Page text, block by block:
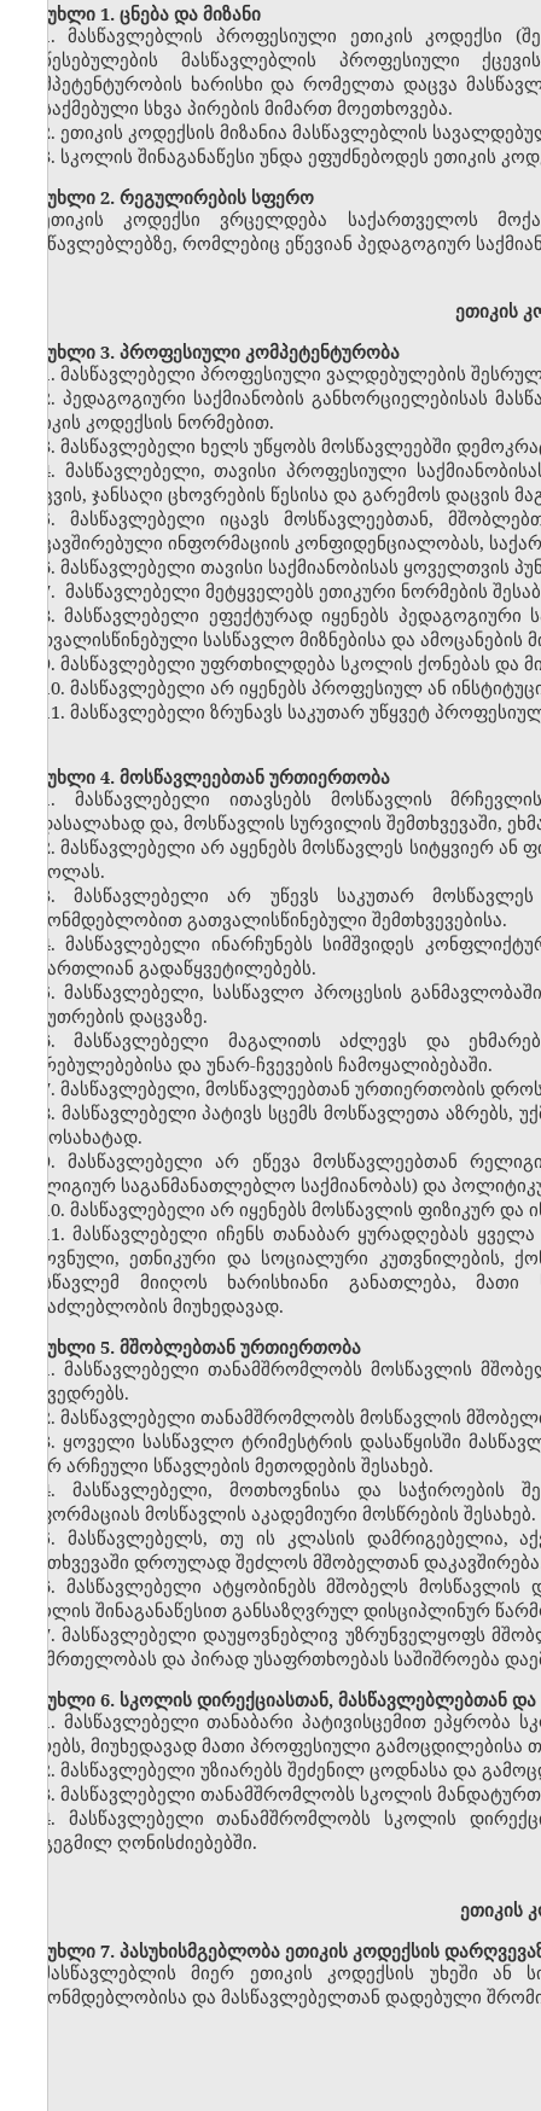
მუხლი 1. ცნება და მიზანი
1. მასწავლებლის პროფესიული ეთიკის კოდექსი
დაწესებულების მასწავლებლის პროფესიული
კომპეტენტურობის ხარისხი და რომელთა დაცვა
დასაქმებული სხვა პირების მიმართ მოეთხოვება.
2. ეთიკის კოდექსის მიზანია მასწავლებლის
3. სკოლის შინაგანაწესი უნდა ეფუძნებოდეს ეთიკის
მუხლი 2. რეგულირების სფერო
ეთიკის კოდექსი ვრცელდება საქართველოს
მასწავლებლებზე, რომლებიც ეწევიან პედაგოგიურ
ეთიკის
მუხლი 3. პროფესიული კომპეტენტურობა
1. მასწავლებელი პროფესიული ვალდებულების
2. პედაგოგიური საქმიანობის განხორციელებისას
ეთიკის კოდექსის ნორმებით.
3. მასწავლებელი ხელს უწყობს მოსწავლეებში
4. მასწავლებელი, თავისი პროფესიული
დაცვის, ჯანსაღი ცხოვრების წესისა და გარემოს დაცვის
5. მასწავლებელი იცავს მოსწავლეებთან,
დაკავშირებული ინფორმაციის კონფიდენციალობას,
6. მასწავლებელი თავისი საქმიანობისას ყოველთვის
7. მასწავლებელი მეტყველებს ეთიკური ნორმების
8. მასწავლებელი ეფექტურად იყენებს
გათვალისწინებული სასწავლო მიზნებისა და ამოცანების
9. მასწავლებელი უფრთხილდება სკოლის ქონებას და
10. მასწავლებელი არ იყენებს პროფესიულ ან
11. მასწავლებელი ზრუნავს საკუთარ უწყვეტ
მუხლი 4. მოსწავლეებთან ურთიერთობა
1. მასწავლებელი ითავსებს მოსწავლის
გადასალახად და, მოსწავლის სურვილის შემთხვევაში,
2. მასწავლებელი არ აყენებს მოსწავლეს სიტყვიერ
ზეწოლას.
3. მასწავლებელი არ უწევს საკუთარ
კანონმდებლობით გათვალისწინებული შემთხვევებისა.
4. მასწავლებელი ინარჩუნებს სიმშვიდეს
სამართლიან გადაწყვეტილებებს.
5. მასწავლებელი, სასწავლო პროცესის
საკუთრების დაცვაზე.
6. მასწავლებელი მაგალითს აძლევს და
ღირებულებებისა და უნარ-ჩვევების ჩამოყალიბებაში.
7. მასწავლებელი, მოსწავლეებთან ურთიერთობის
8. მასწავლებელი პატივს სცემს მოსწავლეთა აზრებს,
გამოსახატად.
9. მასწავლებელი არ ეწევა მოსწავლეებთან
რელიგიურ საგანმანათლებლო საქმიანობას) და
10. მასწავლებელი არ იყენებს მოსწავლის ფიზიკურ
11. მასწავლებელი იჩენს თანაბარ ყურადღებას
ეროვნული, ეთნიკური და სოციალური კუთვნილების,
მოსწავლემ მიიღოს ხარისხიანი განათლება,
შესაძლებლობის მიუხედავად.
მუხლი 5. მშობლებთან ურთიერთობა
1. მასწავლებელი თანამშრომლობს მოსწავლის
შეხვედრებს.
2. მასწავლებელი თანამშრომლობს მოსწავლის
3. ყოველი სასწავლო ტრიმესტრის დასაწყისში
მიერ არჩეული სწავლების მეთოდების შესახებ.
4. მასწავლებელი, მოთხოვნისა და საჭიროების
ინფორმაციას მოსწავლის აკადემიური მოსწრების შესახებ.
5. მასწავლებელს, თუ ის კლასის დამრიგებელია,
შემთხვევაში დროულად შეძლოს მშობელთან
6. მასწავლებელი ატყობინებს მშობელს
სკოლის შინაგანაწესით განსაზღვრულ დისციპლინურ
7. მასწავლებელი დაუყოვნებლივ უზრუნველყოფს
ჯანმრთელობას და პირად უსაფრთხოებას საშიშროება
მუხლი 6. სკოლის დირექციასთან, მასწავლებლებთან
1. მასწავლებელი თანაბარი პატივისცემით ეპყრობა
პირებს, მიუხედავად მათი პროფესიული გამოცდილებისა
2. მასწავლებელი უზიარებს შეძენილ ცოდნასა და
3. მასწავლებელი თანამშრომლობს სკოლის
4. მასწავლებელი თანამშრომლობს სკოლის
დაგეგმილ ღონისძიებებში.
ეთიკის
მუხლი 7. პასუხისმგებლობა ეთიკის კოდექსის
მასწავლებლის მიერ ეთიკის კოდექსის უხეში ან
კანონმდებლობისა და მასწავლებელთან დადებული